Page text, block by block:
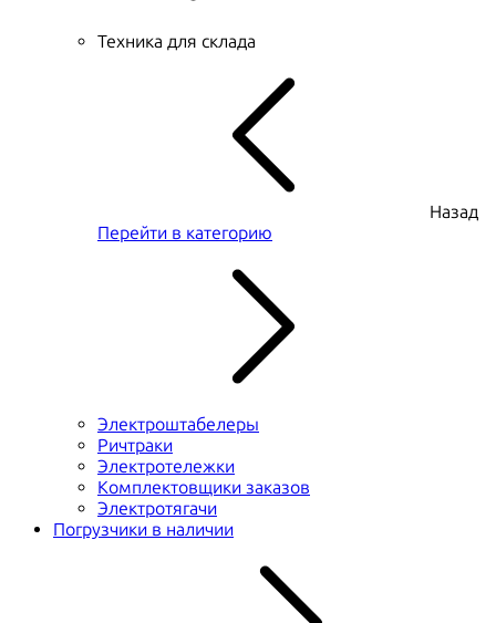
Техника для склада
Назад
Перейти в категорию
Электроштабелеры
Ричтраки
Электротележки
Комплектовщики заказов
Электротягачи
Погрузчики в наличии